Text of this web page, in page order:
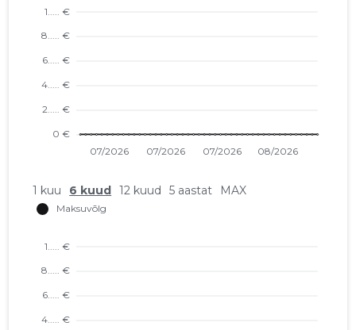
1 kuu 6 kuud 12 kuud 5 aastat MAX